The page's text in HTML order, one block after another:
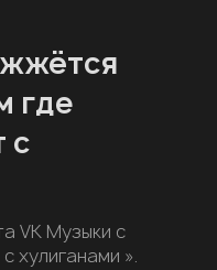
где
с
VK Музыки с
хулиганами ».